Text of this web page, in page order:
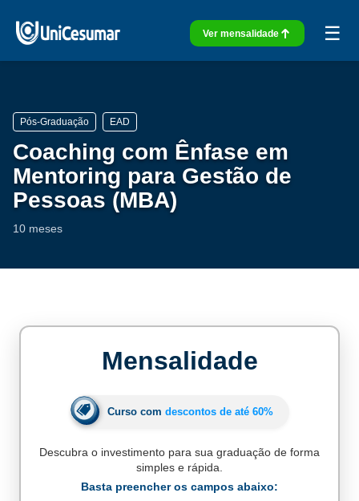
Ver mensalidade ☰
Pós-Graduação EAD
Coaching com Ênfase em
Mentoring para Gestão de
Pessoas (MBA)
10 meses
Mensalidade
Curso com descontos de até 60%
Descubra o investimento para sua graduação de forma
simples e rápida.
Basta preencher os campos abaixo: